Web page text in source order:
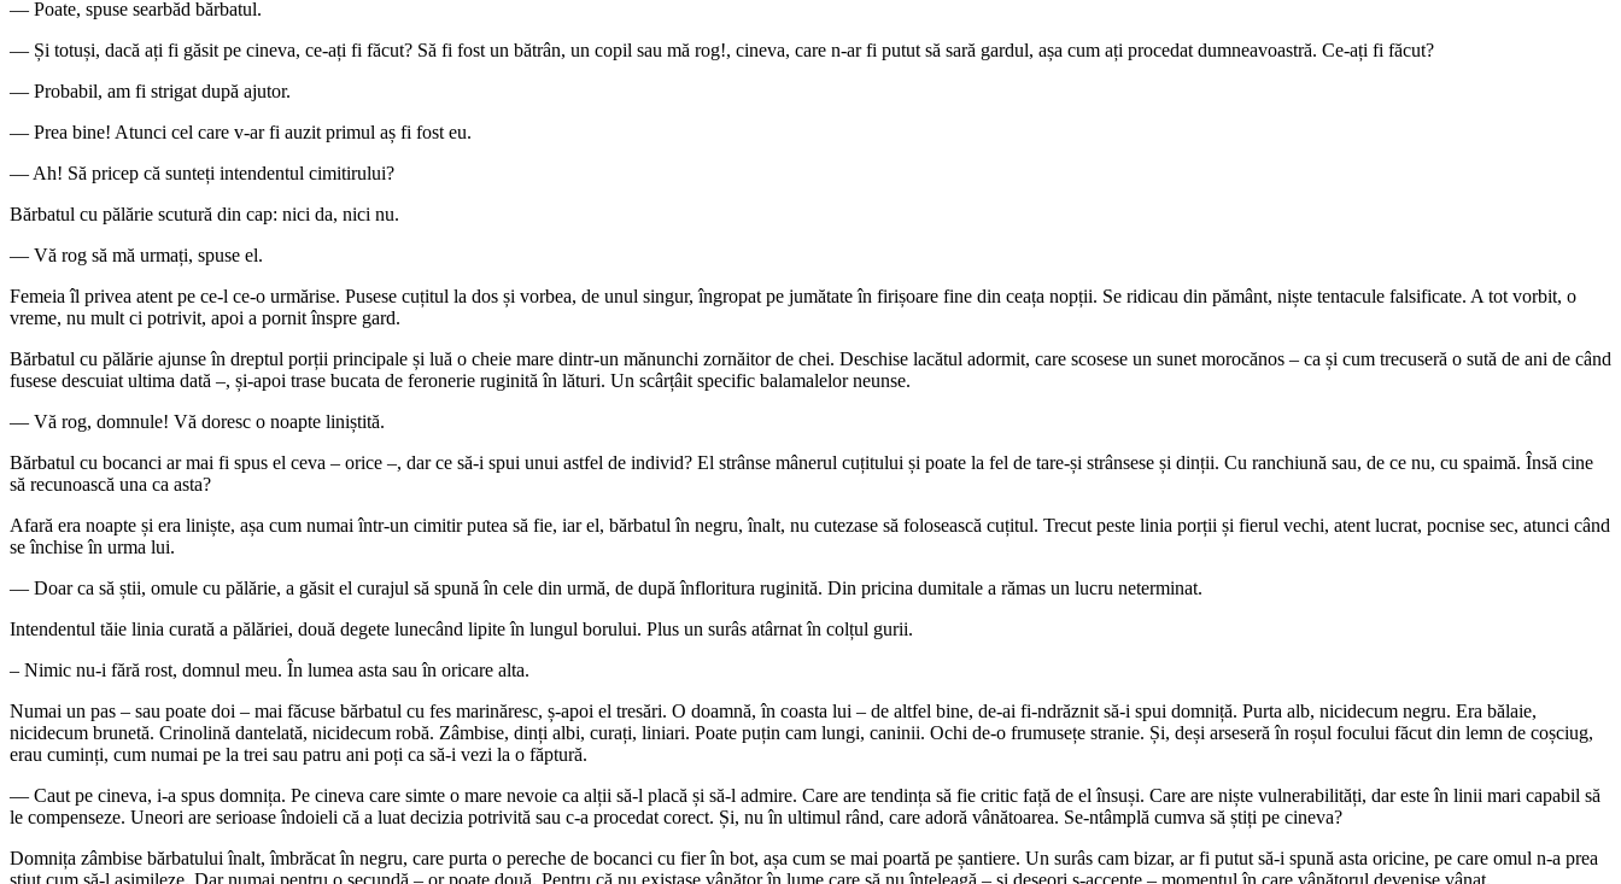
— Poate, spuse searbăd bărbatul.
— Și totuși, dacă ați fi găsit pe cineva, ce-ați fi făcut? Să fi fost un bătrân, un copil sau mă rog!, cineva, care n-ar fi putut să sară gardul, așa cum ați procedat dumneavoastră. Ce-ați fi făcut?
— Probabil, am fi strigat după ajutor.
— Prea bine! Atunci cel care v-ar fi auzit primul aș fi fost eu.
— Ah! Să pricep că sunteți intendentul cimitirului?
Bărbatul cu pălărie scutură din cap: nici da, nici nu.
— Vă rog să mă urmați, spuse el.
Femeia îl privea atent pe ce-l ce-o urmărise. Pusese cuțitul la dos și vorbea, de unul singur, îngropat pe jumătate în firișoare fine din ceața nopții. Se ridicau din pământ, niște tentacule falsificate. A tot vorbit, o
vreme, nu mult ci potrivit, apoi a pornit înspre gard.
Bărbatul cu pălărie ajunse în dreptul porții principale și luă o cheie mare dintr-un mănunchi zornăitor de chei. Deschise lacătul adormit, care scosese un sunet morocănos – ca și cum trecuseră o sută de ani de când
fusese descuiat ultima dată –, și-apoi trase bucata de feronerie ruginită în lături. Un scârțâit specific balamalelor neunse.
— Vă rog, domnule! Vă doresc o noapte liniștită.
Bărbatul cu bocanci ar mai fi spus el ceva – orice –, dar ce să-i spui unui astfel de individ? El strânse mânerul cuțitului și poate la fel de tare-și strânsese și dinții. Cu ranchiună sau, de ce nu, cu spaimă. Însă cine
să recunoască una ca asta?
Afară era noapte și era liniște, așa cum numai într-un cimitir putea să fie, iar el, bărbatul în negru, înalt, nu cutezase să folosească cuțitul. Trecut peste linia porții și fierul vechi, atent lucrat, pocnise sec, atunci când
se închise în urma lui.
— Doar ca să știi, omule cu pălărie, a găsit el curajul să spună în cele din urmă, de după înfloritura ruginită. Din pricina dumitale a rămas un lucru neterminat.
Intendentul tăie linia curată a pălăriei, două degete lunecând lipite în lungul borului. Plus un surâs atârnat în colțul gurii.
– Nimic nu-i fără rost, domnul meu. În lumea asta sau în oricare alta.
Numai un pas – sau poate doi – mai făcuse bărbatul cu fes marinăresc, ș-apoi el tresări. O doamnă, în coasta lui – de altfel bine, de-ai fi-ndrăznit să-i spui domniță. Purta alb, nicidecum negru. Era bălaie,
nicidecum brunetă. Crinolină dantelată, nicidecum robă. Zâmbise, dinți albi, curați, liniari. Poate puțin cam lungi, caninii. Ochi de-o frumusețe stranie. Și, deși arseseră în roșul focului făcut din lemn de coșciug,
erau cuminți, cum numai pe la trei sau patru ani poți ca să-i vezi la o făptură.
— Caut pe cineva, i-a spus domnița. Pe cineva care simte o mare nevoie ca alții să-l placă și să-l admire. Care are tendința să fie critic față de el însuși. Care are niște vulnerabilități, dar este în linii mari capabil să
le compenseze. Uneori are serioase îndoieli că a luat decizia potrivită sau c-a procedat corect. Și, nu în ultimul rând, care adoră vânătoarea. Se-ntâmplă cumva să știți pe cineva?
Domnița zâmbise bărbatului înalt, îmbrăcat în negru, care purta o pereche de bocanci cu fier în bot, așa cum se mai poartă pe șantiere. Un surâs cam bizar, ar fi putut să-i spună asta oricine, pe care omul n-a prea
știut cum să-l asimileze. Dar numai pentru o secundă – or poate două. Pentru că nu existase vânător în lume care să nu înțeleagă – și deseori s-accepte – momentul în care vânătorul devenise vânat.